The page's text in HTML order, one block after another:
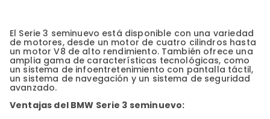
El Serie 3 seminuevo está disponible con una variedad
de motores, desde un motor de cuatro cilindros hasta
un motor V8 de alto rendimiento. También ofrece una
amplia gama de características tecnológicas, como
un sistema de infoentretenimiento con pantalla táctil,
un sistema de navegación y un sistema de seguridad
avanzado.
Ventajas del BMW Serie 3 seminuevo: